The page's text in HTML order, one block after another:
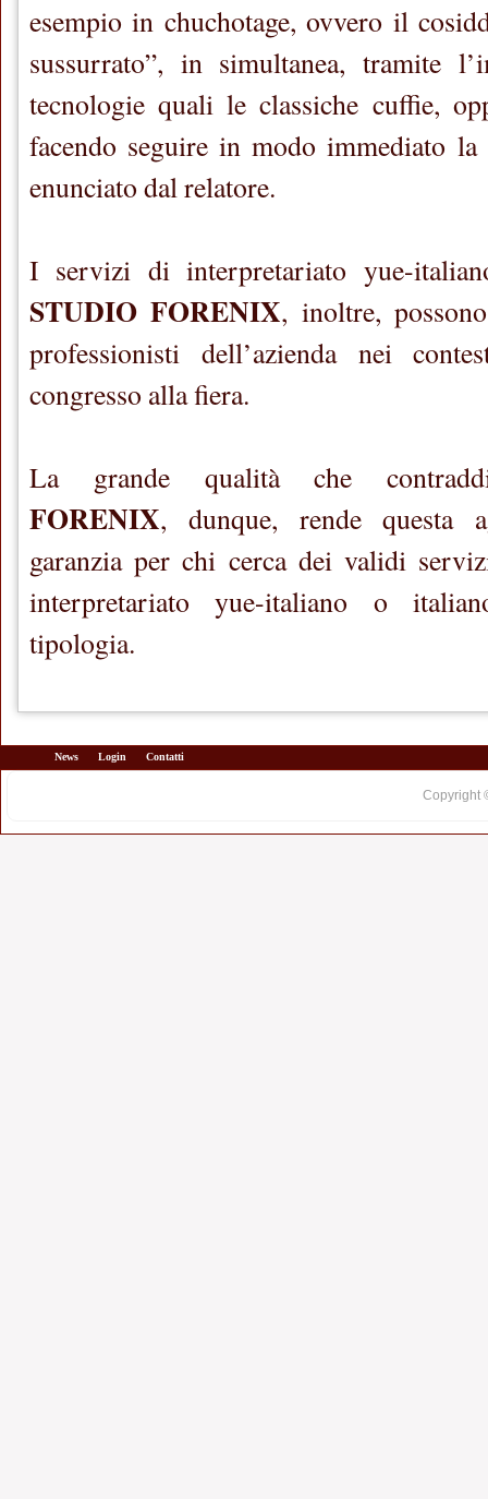
esempio in chuchotage, ovvero il
sussurrato”, in simultanea, tramite
tecnologie quali le classiche cuffie,
facendo seguire in modo immediato la
enunciato dal relatore.
I servizi di interpretariato yue-
STUDIO FORENIX, inoltre,
professionisti dell’azienda nei
congresso alla fiera.
La grande qualità che
FORENIX, dunque, rende questa
garanzia per chi cerca dei validi
interpretariato yue-italiano o
tipologia.
News Login Contatti
Copyright